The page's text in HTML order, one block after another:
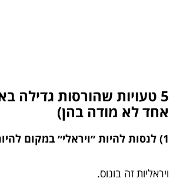
5 טעויות שהורסות גדילה
אחד לא מודה בהן)
1) לנסות להיות ״ויראלי״ במקום להיות ברור
ויראליות זה בונוס.